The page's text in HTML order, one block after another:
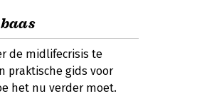
de midlifecrisis te
praktische gids voor
het nu verder moet.